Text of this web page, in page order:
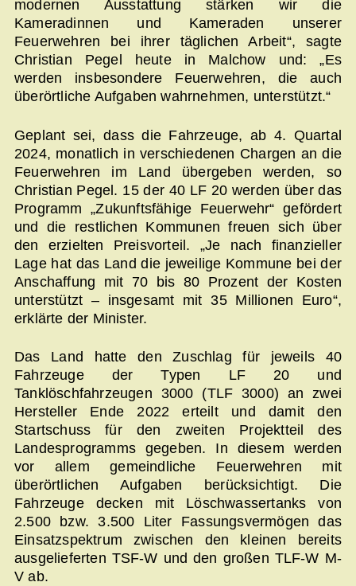
modernen Ausstattung stärken wir die
Kameradinnen und Kameraden unserer
Feuerwehren bei ihrer täglichen Arbeit“, sagte
Christian Pegel heute in Malchow und: „Es
werden insbesondere Feuerwehren, die auch
überörtliche Aufgaben wahrnehmen, unterstützt.“
Geplant sei, dass die Fahrzeuge, ab 4. Quartal
2024, monatlich in verschiedenen Chargen an die
Feuerwehren im Land übergeben werden, so
Christian Pegel. 15 der 40 LF 20 werden über das
Programm „Zukunftsfähige Feuerwehr“ gefördert
und die restlichen Kommunen freuen sich über
den erzielten Preisvorteil. „Je nach finanzieller
Lage hat das Land die jeweilige Kommune bei der
Anschaffung mit 70 bis 80 Prozent der Kosten
unterstützt – insgesamt mit 35 Millionen Euro“,
erklärte der Minister.
Das Land hatte den Zuschlag für jeweils 40
Fahrzeuge der Typen LF 20 und
Tanklöschfahrzeugen 3000 (TLF 3000) an zwei
Hersteller Ende 2022 erteilt und damit den
Startschuss für den zweiten Projektteil des
Landesprogramms gegeben. In diesem werden
vor allem gemeindliche Feuerwehren mit
überörtlichen Aufgaben berücksichtigt. Die
Fahrzeuge decken mit Löschwassertanks von
2.500 bzw. 3.500 Liter Fassungsvermögen das
Einsatzspektrum zwischen den kleinen bereits
ausgelieferten TSF-W und den großen TLF-W M-
V ab.